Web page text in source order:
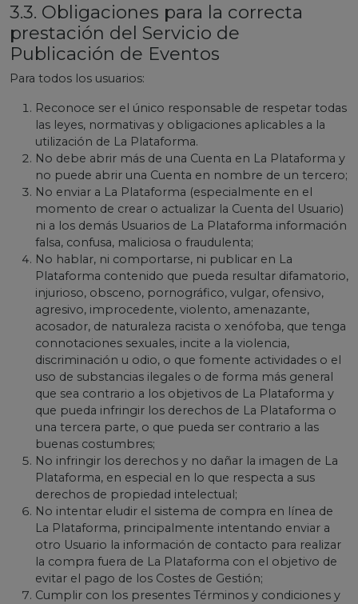
3.3. Obligaciones para la correcta
prestación del Servicio de
Publicación de Eventos
Para todos los usuarios:
Reconoce ser el único responsable de respetar todas
las leyes, normativas y obligaciones aplicables a la
utilización de La Plataforma.
No debe abrir más de una Cuenta en La Plataforma y
no puede abrir una Cuenta en nombre de un tercero;
No enviar a La Plataforma (especialmente en el
momento de crear o actualizar la Cuenta del Usuario)
ni a los demás Usuarios de La Plataforma información
falsa, confusa, maliciosa o fraudulenta;
No hablar, ni comportarse, ni publicar en La
Plataforma contenido que pueda resultar difamatorio,
injurioso, obsceno, pornográfico, vulgar, ofensivo,
agresivo, improcedente, violento, amenazante,
acosador, de naturaleza racista o xenófoba, que tenga
connotaciones sexuales, incite a la violencia,
discriminación u odio, o que fomente actividades o el
uso de substancias ilegales o de forma más general
que sea contrario a los objetivos de La Plataforma y
que pueda infringir los derechos de La Plataforma o
una tercera parte, o que pueda ser contrario a las
buenas costumbres;
No infringir los derechos y no dañar la imagen de La
Plataforma, en especial en lo que respecta a sus
derechos de propiedad intelectual;
No intentar eludir el sistema de compra en línea de
La Plataforma, principalmente intentando enviar a
otro Usuario la información de contacto para realizar
la compra fuera de La Plataforma con el objetivo de
evitar el pago de los Costes de Gestión;
Cumplir con los presentes Términos y condiciones y